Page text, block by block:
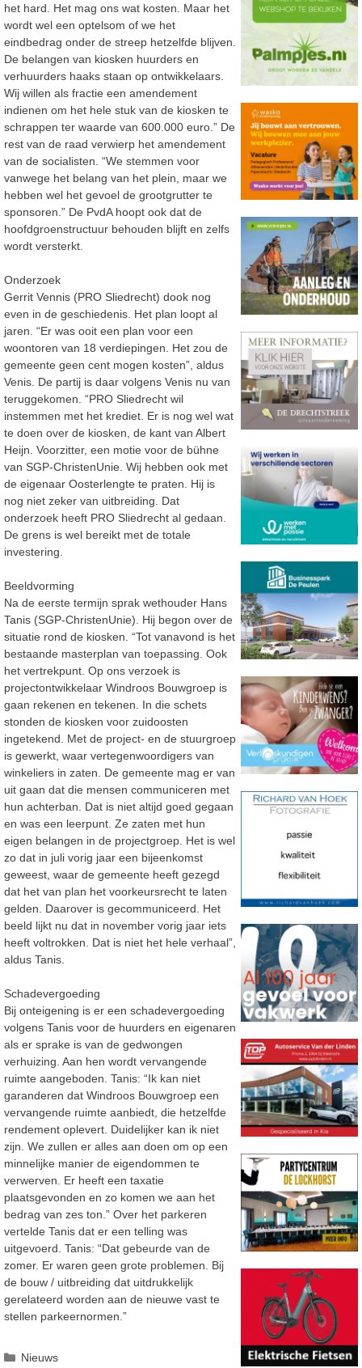
het hard. Het mag ons wat kosten. Maar het
wordt wel een optelsom of we het
eindbedrag onder de streep hetzelfde blijven.
De belangen van kiosken huurders en
verhuurders haaks staan op ontwikkelaars.
Wij willen als fractie een amendement
indienen om het hele stuk van de kiosken te
schrappen ter waarde van 600.000 euro.” De
rest van de raad verwierp het amendement
van de socialisten. “We stemmen voor
vanwege het belang van het plein, maar we
hebben wel het gevoel de grootgrutter te
sponsoren.” De PvdA hoopt ook dat de
hoofdgroenstructuur behouden blijft en zelfs
wordt versterkt.
Onderzoek
Gerrit Vennis (PRO Sliedrecht) dook nog
even in de geschiedenis. Het plan loopt al
jaren. “Er was ooit een plan voor een
woontoren van 18 verdiepingen. Het zou de
gemeente geen cent mogen kosten”, aldus
Venis. De partij is daar volgens Venis nu van
teruggekomen. “PRO Sliedrecht wil
instemmen met het krediet. Er is nog wel wat
te doen over de kiosken, de kant van Albert
Heijn. Voorzitter, een motie voor de bühne
van SGP-ChristenUnie. Wij hebben ook met
de eigenaar Oosterlengte te praten. Hij is
nog niet zeker van uitbreiding. Dat
onderzoek heeft PRO Sliedrecht al gedaan.
De grens is wel bereikt met de totale
investering.
Beeldvorming
Na de eerste termijn sprak wethouder Hans
Tanis (SGP-ChristenUnie). Hij begon over de
situatie rond de kiosken. “Tot vanavond is het
bestaande masterplan van toepassing. Ook
het vertrekpunt. Op ons verzoek is
projectontwikkelaar Windroos Bouwgroep is
gaan rekenen en tekenen. In die schets
stonden de kiosken voor zuidoosten
ingetekend. Met de project- en de stuurgroep
is gewerkt, waar vertegenwoordigers van
winkeliers in zaten. De gemeente mag er van
uit gaan dat die mensen communiceren met
hun achterban. Dat is niet altijd goed gegaan
en was een leerpunt. Ze zaten met hun
eigen belangen in de projectgroep. Het is wel
zo dat in juli vorig jaar een bijeenkomst
geweest, waar de gemeente heeft gezegd
dat het van plan het voorkeursrecht te laten
gelden. Daarover is gecommuniceerd. Het
beeld lijkt nu dat in november vorig jaar iets
heeft voltrokken. Dat is niet het hele verhaal”,
aldus Tanis.
Schadevergoeding
Bij onteigening is er een schadevergoeding
volgens Tanis voor de huurders en eigenaren
als er sprake is van de gedwongen
verhuizing. Aan hen wordt vervangende
ruimte aangeboden. Tanis: “Ik kan niet
garanderen dat Windroos Bouwgroep een
vervangende ruimte aanbiedt, die hetzelfde
rendement oplevert. Duidelijker kan ik niet
zijn. We zullen er alles aan doen om op een
minnelijke manier de eigendommen te
verwerven. Er heeft een taxatie
plaatsgevonden en zo komen we aan het
bedrag van zes ton.” Over het parkeren
vertelde Tanis dat er een telling was
uitgevoerd. Tanis: “Dat gebeurde van de
zomer. Er waren geen grote problemen. Bij
de bouw / uitbreiding dat uitdrukkelijk
gerelateerd worden aan de nieuwe vast te
stellen parkeernormen.”
Categorieën
Nieuws